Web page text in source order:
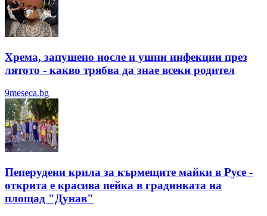
Хрема, запушено носле и ушни инфекции през
лятотo - какво трябва да знае всеки родител
9meseca.bg
Пеперудени крила за кърмещите майки в Русе -
открита е красива пейка в градинката на
площад "Дунав"